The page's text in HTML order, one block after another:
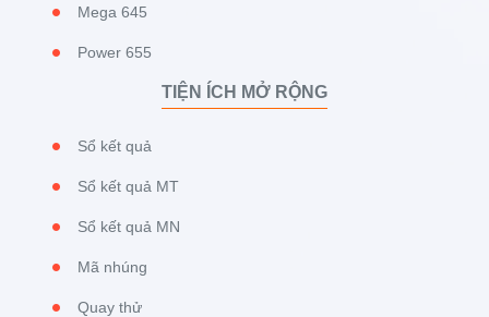
Mega 645
Power 655
TIỆN ÍCH MỞ RỘNG
Sổ kết quả
Sổ kết quả MT
Sổ kết quả MN
Mã nhúng
Quay thử